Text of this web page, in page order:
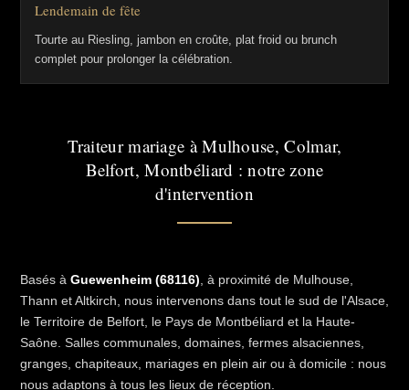
Lendemain de fête
Tourte au Riesling, jambon en croûte, plat froid ou brunch
complet pour prolonger la célébration.
Traiteur mariage à Mulhouse, Colmar,
Belfort, Montbéliard : notre zone
d'intervention
Basés à Guewenheim (68116) , à proximité de Mulhouse,
Thann et Altkirch, nous intervenons dans tout le sud de l'Alsace,
le Territoire de Belfort, le Pays de Montbéliard et la Haute-
Saône. Salles communales, domaines, fermes alsaciennes,
granges, chapiteaux, mariages en plein air ou à domicile : nous
nous adaptons à tous les lieux de réception.